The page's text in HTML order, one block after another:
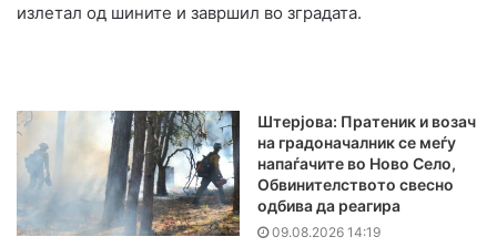
излетал од шините и завршил во зградата.
Штерјова: Пратеник и возач
на градоначалник се меѓу
напаѓачите во Ново Село,
Обвинителството свесно
одбива да реагира
09.08.2026 14:19